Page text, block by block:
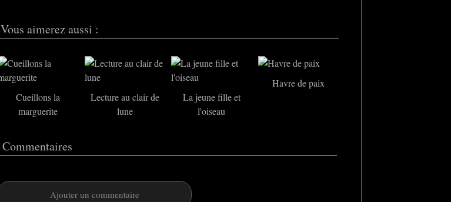
Vous aimerez aussi :
Cueillons la
marguerite
Lecture au clair de
lune
La jeune fille et
l'oiseau
Havre de paix
Commentaires
Ajouter un commentaire